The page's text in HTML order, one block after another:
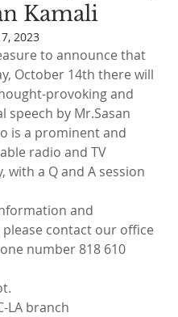
Kamali
2023
to announce that
October 14th there will
provoking and
speech by Mr.Sasan
is a prominent and
radio and TV
with a Q and A session
and
contact our office
number 818 610
LA branch